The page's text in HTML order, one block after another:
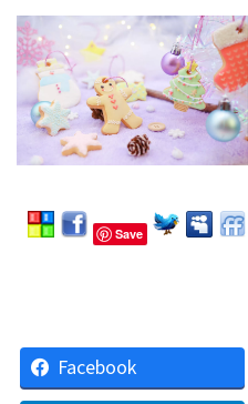
Save
Facebook